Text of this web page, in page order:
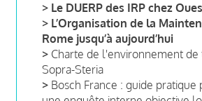
> Le DUERP des IRP chez
> L’Organisation de la
Rome jusqu’à aujourd’hui
> Charte de l'environnement de
Sopra-Steria
> Bosch France : guide